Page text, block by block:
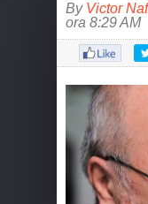
By Victor
ora 8:29 AM